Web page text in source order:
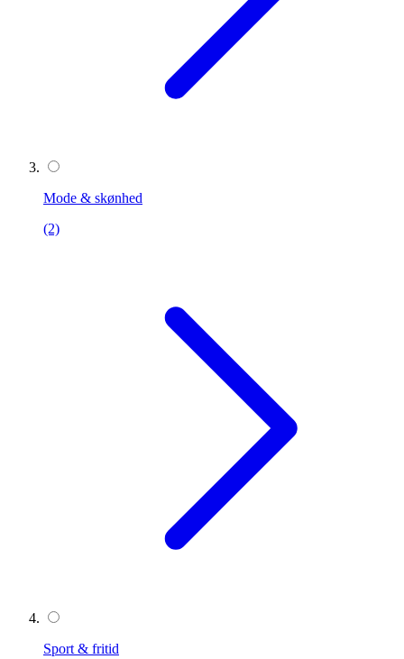
Mode & skønhed
(2)
Sport & fritid